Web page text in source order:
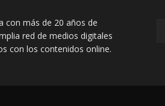
con más de 20 años de
red de medios digitales
con los contenidos online.